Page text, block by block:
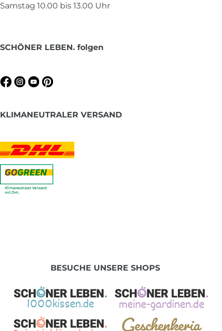
Samstag 10.00 bis 13.00 Uhr
SCHÖNER LEBEN. folgen
KLIMANEUTRALER VERSAND
BESUCHE UNSERE SHOPS